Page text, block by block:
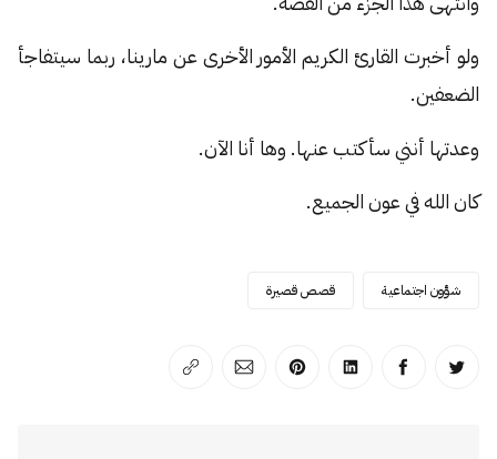
ولو أخبرت القارئ الكريم الأمور الأخرى عن مارينا، ربما سيتفاجأ
الضعفين.
وعدتها أنني سأكتب عنها. وها أنا الآن.
كان الله في عون الجميع.
شؤون اجتماعية قصص قصيرة
انشر على تويترانشر على الفيسبوك
انشر على لينكد إن
انشر على بينترست
انشر على الإيميل
انسخ الرابط